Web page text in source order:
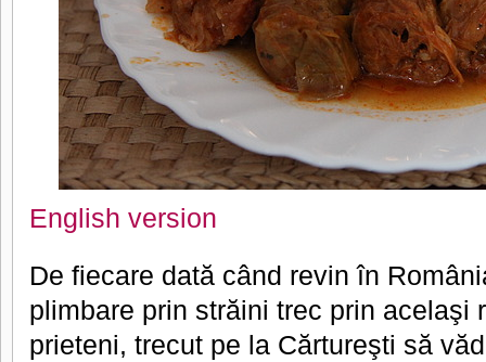
English version
De fiecare dată când revin în
plimbare prin străini trec prin acelaşi
prieteni, trecut pe la Cărtureşti să